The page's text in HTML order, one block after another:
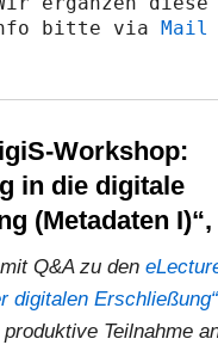
bitte via Mail
Workshop:
in die digitale
(Metadaten
Q&A zu den
digitalen Erschließung“
Teilnahme